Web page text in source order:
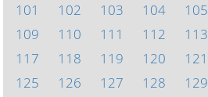
101
102 103 104 105
109
110 111 112 113
117
118 119 120 121
125
126 127 128 129